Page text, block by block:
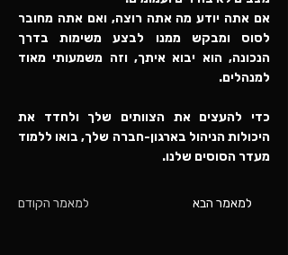
אם אתה יודע מה אתה רוצה, ואם אתה מחובר
לסוס ומבקש ממנו לבצע משימות בדרך
הנכונה, הוא יבוא איתך, וזה משמעותי מאוד
למנהלים.
כדי להעצים את הצוותים שלך ולחדד את
היכולות הניהול בארגון-חברה שלך, בואו ללמוד
מעדר הסוסים שלנו.
למאמר הקודם למאמר הבא